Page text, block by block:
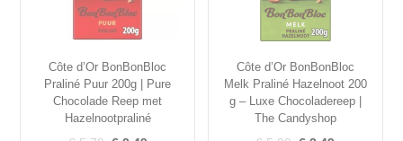
Côte d’Or BonBonBloc
Praliné Puur 200g | Pure
Chocolade Reep met
Hazelnootpraliné
Côte d’Or BonBonBloc
Melk Praliné Hazelnoot 200
g – Luxe Chocoladereep |
The Candyshop